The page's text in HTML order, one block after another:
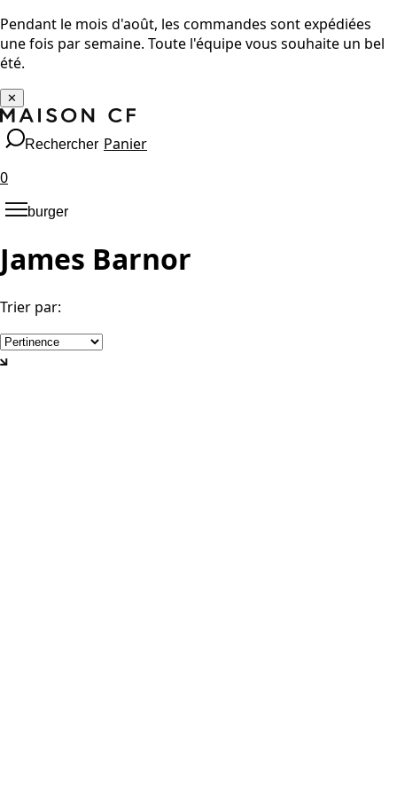
Pendant le mois d'août, les commandes sont expédiées
une fois par semaine. Toute l'équipe vous souhaite un bel
été.
✕
Rechercher Panier
0
burger
James Barnor
Trier par: